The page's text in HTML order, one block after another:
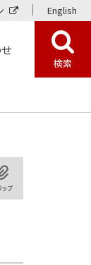
English
検索